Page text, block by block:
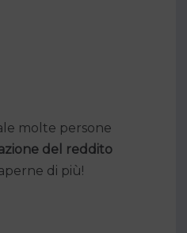
molte persone
del reddito
di più!